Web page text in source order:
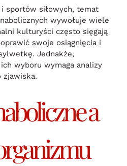
sportów siłowych, temat
wywołuje wiele
kulturyści często sięgają
swoje osiągnięcia i
Jednakże,
wyboru wymaga analizy
zjawiska.
a